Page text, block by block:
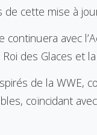
de cette mise à
continuera avec
des Glaces et
de la WWE,
coïncidant